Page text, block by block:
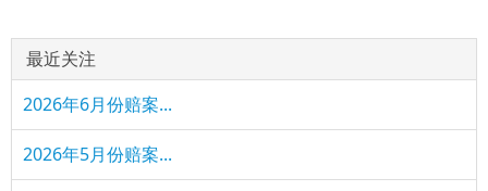
最近关注
2026年6月份赔案...
2026年5月份赔案...